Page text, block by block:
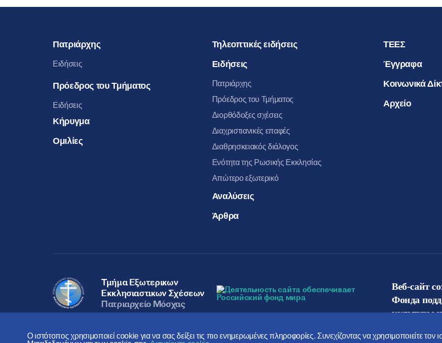
Ο ιστότοπος χρησιμοποιεί cookie για να σας δείξει τις πιο ενημερωμένες πληροφορίες. Συνεχίζοντας να χρησιμοποιείτε τον
Πατριάρχης
Ειδήσεις
Πρόεδρος του Τμήματος
Ειδήσεις
Κήρυγμα
Ομιλίες
Τηλεοπτικές ειδήσεις
Ειδήσεις
Πατριάρχης
Πρόεδρος του Τμήματος
Διορθόδοξες σχέσεις
Διαχριστιανικές επαφές
Διαθρησκειακός διάλογος
Ενότητα της Ρωσικής Εκκλησίας
Απώτερο εξωτερικό
Αναλύσεις
Άρθρα
ΤΕΕΣ
Έγγραφα
Κοινωνικά
Αρχείο
Τμήμα Εξωτερικων
Εκκλησιαστικων Σχέσεων
Πατριαρχείο Μόσχας
Веб-сайт
Фонда
культуры